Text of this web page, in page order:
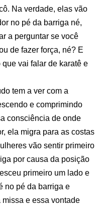
Na verdade, elas vão
no pé da barriga né,
a perguntar se você
de fazer força, né? E
vai falar de karatê e
tem a ver com a
e comprimindo
consciência de onde
ela migra para as costas
vão sentir primeiro
por causa da posição
primeiro um lado e
no pé da barriga e
e essa vontade